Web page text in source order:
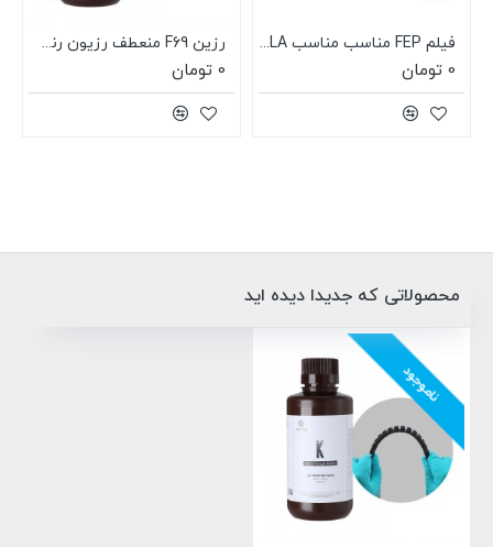
فیلم FEP مناسب مناسب DLP, SLA و LCD اصلی Creality سایز 140X200X0.15mm
0 تومان
رزین F69 منعطف رزیون رنگ سیاه Resione F69 Black Flexible Rubber-like Resin
0 تومان
محصولاتی که جدیدا دیده اید
ناموجود